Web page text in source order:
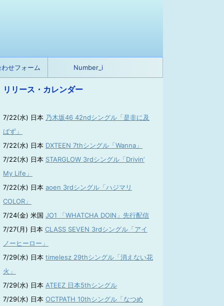
せフォーム Number_i
リリース・カレンダー
7/22(水) 日本 乃木坂46 42ndシングル「是非に及
ばず」
7/22(水) 日本 DXTEEN 7thシングル「Wanna」
7/22(水) 日本 STARGLOW 3rdシングル「Drivin’
My Life」
7/22(水) 日本 aoen 3rdシングル「ハジマリ
COLOR」
7/24(金) 米国 JO1 「WHATCHA DOIN」先行配信
7/27(月) 日本 CLASS SEVEN 3rdシングル「アイ
ノーヒーロー」
7/29(水) 日本 timelesz 29thシングル「消えない花
火」
7/29(水) 日本 ATEEZ 日本5thシングル
7/29(水) 日本 OCTPATH 10thシングル「なつめ